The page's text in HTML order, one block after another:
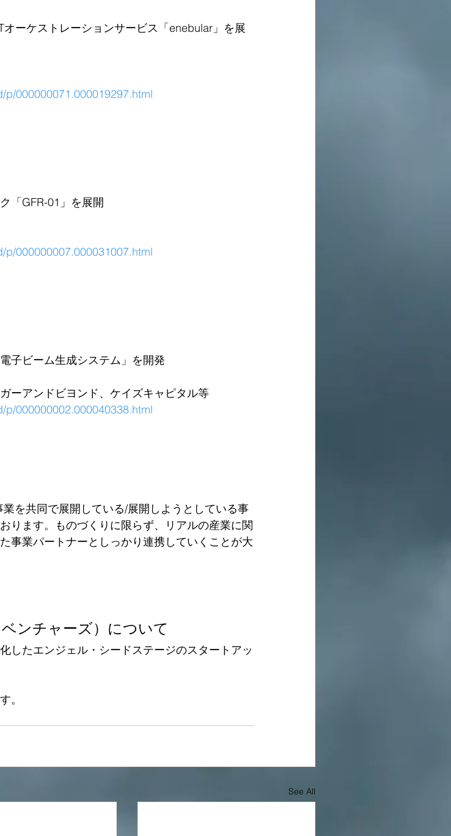
ーケストレーションサービス「enebular」を展
000000071.000019297.html
「GFR-01」を展開
000000007.000031007.html
子ビーム生成システム」を開発
ーアンドビヨンド、ケイズキャピタル等
000000002.000040338.html
を共同で展開している/展開しようとしている事
ります。ものづくりに限らず、リアルの産業に関
事業パートナーとしっかり連携していくことが大
ンチャーズ）について
したエンジェル・シードステージのスタートアッ
。
See All